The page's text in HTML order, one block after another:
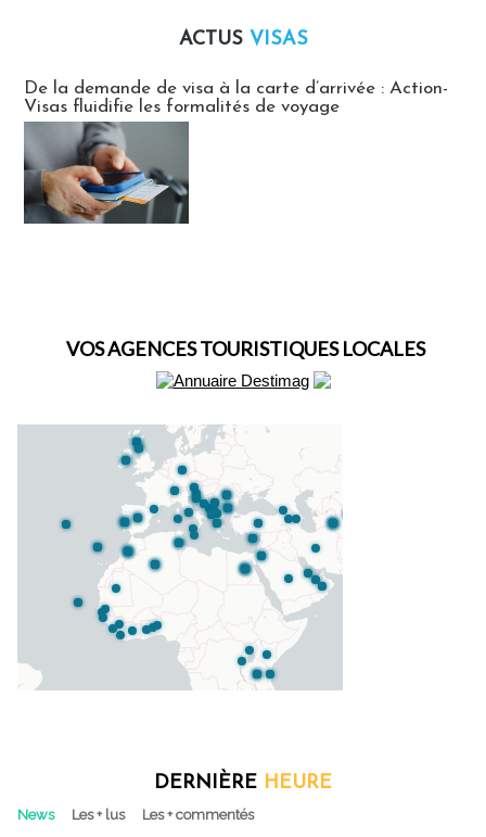
ACTUS VISAS
De la demande de visa à la carte d’arrivée : Action-
Visas fluidifie les formalités de voyage
VOS AGENCES TOURISTIQUES LOCALES
DERNIÈRE HEURE
News Les + lus Les + commentés